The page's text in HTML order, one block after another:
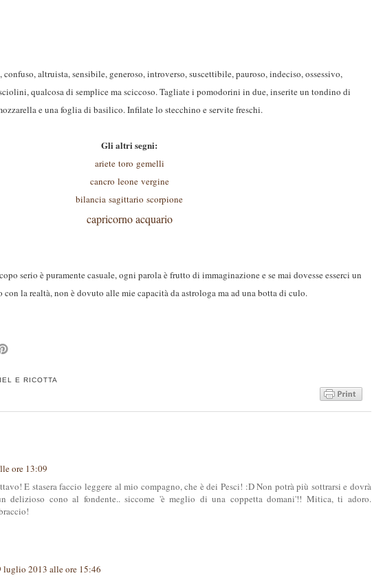
confuso, altruista, sensibile, generoso, introverso, suscettibile, pauroso, indeciso, ossessivo,
qualcosa di semplice ma sciccoso. Tagliate i pomodorini in due, inserite un tondino di
e una foglia di basilico. Infilate lo stecchino e servite freschi.
Gli altri segni:
ariete toro gemelli
cancro leone vergine
bilancia sagittario scorpione
capricorno acquario
serio è puramente casuale, ogni parola è frutto di immaginazione e se mai dovesse esserci un
con la realtà, non è dovuto alle mie capacità da astrologa ma ad una botta di culo.
E RICOTTA
ore 13:09
E stasera faccio leggere al mio compagno, che è dei Pesci! :D Non potrà più sottrarsi e dovrà
delizioso cono al fondente.. siccome 'è meglio di una coppetta domani'!! Mitica, ti adoro.
luglio 2013 alle ore 15:46